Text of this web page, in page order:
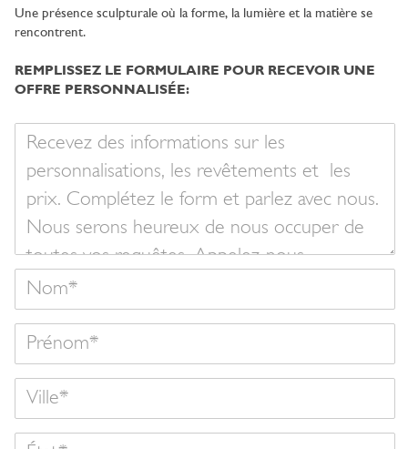
Une présence sculpturale où la forme, la lumière et la matière se
rencontrent.
REMPLISSEZ LE FORMULAIRE POUR RECEVOIR UNE
OFFRE PERSONNALISÉE:
message
État